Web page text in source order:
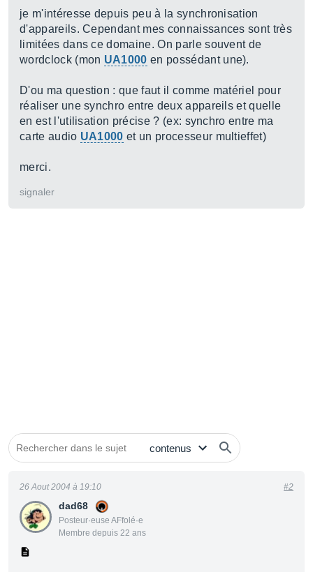
je m'intéresse depuis peu à la synchronisation
d'appareils. Cependant mes connaissances sont très
limitées dans ce domaine. On parle souvent de
wordclock (mon UA1000 en possédant une).
D'ou ma question : que faut il comme matériel pour
réaliser une synchro entre deux appareils et quelle
en est l'utilisation précise ? (ex: synchro entre ma
carte audio UA1000 et un processeur multieffet)
merci.
signaler
dad68
Posteur·euse AFfolé·e
Membre depuis 22 ans
26 Aout 2004 à 19:10 #2